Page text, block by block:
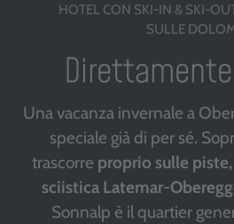
HOTEL CON SKI-IN & SKI-
SULLE
Una vacanza invernale a
speciale già di per sé.
trascorre proprio sulle piste,
sciistica Latemar-
Sonnalp è il quartier